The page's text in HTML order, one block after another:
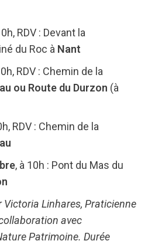
RDV : Devant la
du Roc à Nant
RDV : Chemin de la
ou Route du Durzon (à
RDV : Chemin de la
, à 10h : Pont du Mas du
Victoria Linhares, Praticienne
avec
Patrimoine. Durée